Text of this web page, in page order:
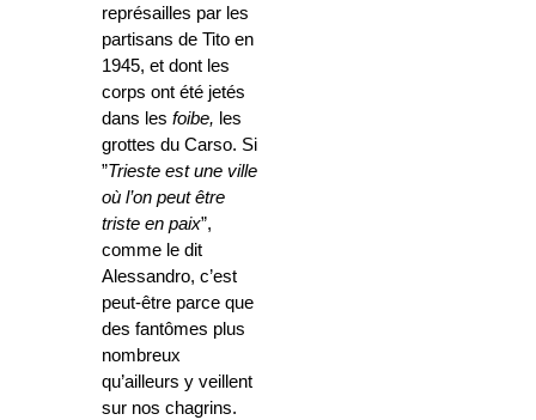
représailles par les
partisans de Tito en
1945, et dont les
corps ont été jetés
dans les foibe, les
grottes du Carso. Si
”Trieste est une ville
où l’on peut être
triste en paix”,
comme le dit
Alessandro, c’est
peut-être parce que
des fantômes plus
nombreux
qu’ailleurs y veillent
sur nos chagrins.